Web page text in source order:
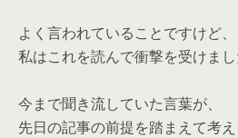
よく言われていることですけど、
私はこれを読んで衝撃を受けまし
今まで聞き流していた言葉が、
先日の記事の前提を踏まえて考え